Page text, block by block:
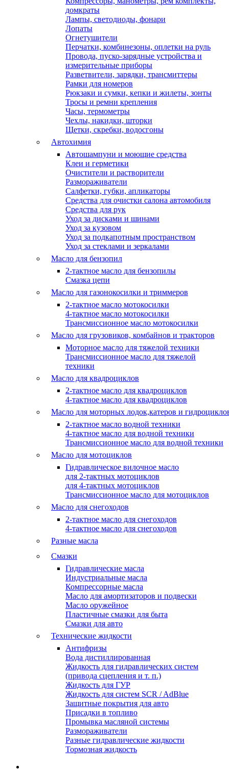
домкраты
Лампы, светодиоды, фонари
Лопаты
Огнетушители
Перчатки, комбинезоны, оплетки на руль
Провода, пуско-зарядные устройства и
измерительные приборы
Разветвители, зарядки, трансмиттеры
Рамки для номеров
Рюкзаки и сумки, кепки и жилеты, зонты
Тросы и ремни крепления
Часы, термометры
Чехлы, накидки, шторки
Щетки, скребки, водосгоны
Автохимия
Автошампуни и моющие средства
Клеи и герметики
Очистители и растворители
Размораживатели
Салфетки, губки, апликаторы
Средства для очистки салона автомобиля
Средства для рук
Уход за дисками и шинами
Уход за кузовом
Уход за подкапотным пространством
Уход за стеклами и зеркалами
Масло для бензопил
2-тактное масло для бензопилы
Cмазка цепи
Масло для газонокосилки и триммеров
2-тактное масло мотокосилки
4-тактное масло мотокосилки
Трансмиссионное масло мотокосилки
Масло для грузовиков, комбайнов и тракторов
Моторное масло для тяжелой техники
Трансмиссионное масло для тяжелой
техники
Масло для квадроциклов
2-тактное масло для квадроциклов
4-тактное масло для квадроциклов
Масло для моторных лодок,катеров и
2-тактное масло водной техники
4-тактное масло для водной техники
Трансмиссионное масло для водной техники
Масло для мотоциклов
Гидравлическое вилочное масло
для 2-тактных мотоциклов
для 4-тактных мотоциклов
Трансмиссионное масло для мотоциклов
Масло для снегоходов
2-тактное масло для снегоходов
4-тактное масло для снегоходов
Разные масла
Смазки
Гидравлические масла
Индустриальные масла
Компрессорные масла
Масло для амортизаторов и подвески
Масло оружейное
Пластичные смазки для быта
Смазки для авто
Технические жидкости
Антифризы
Вода дистиллированная
Жидкость для гидравлических систем
(привода сцепления и т. п.)
Жидкость для ГУР
Жидкость для систем SCR / AdBlue
Защитные покрытия для авто
Присадки в топливо
Промывка масляной системы
Размораживатели
Разные гидравлические жидкости
Тормозная жидкость